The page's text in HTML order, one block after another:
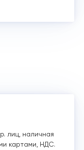
лиц, наличная
картами, НДС.